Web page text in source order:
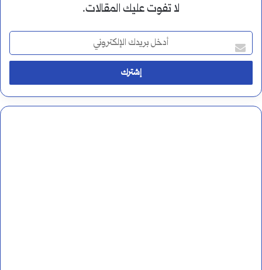
لا تفوت عليك المقالات.
د
خ